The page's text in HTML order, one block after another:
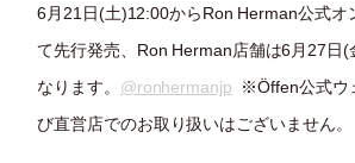
6月21日(土)12:00からRon Herman公式オ
て先行発売、Ron Herman店舗は6月27日(
なります。 @ronhermanjp ※Öffen公式ウ
び直営店でのお取り扱いはございません。